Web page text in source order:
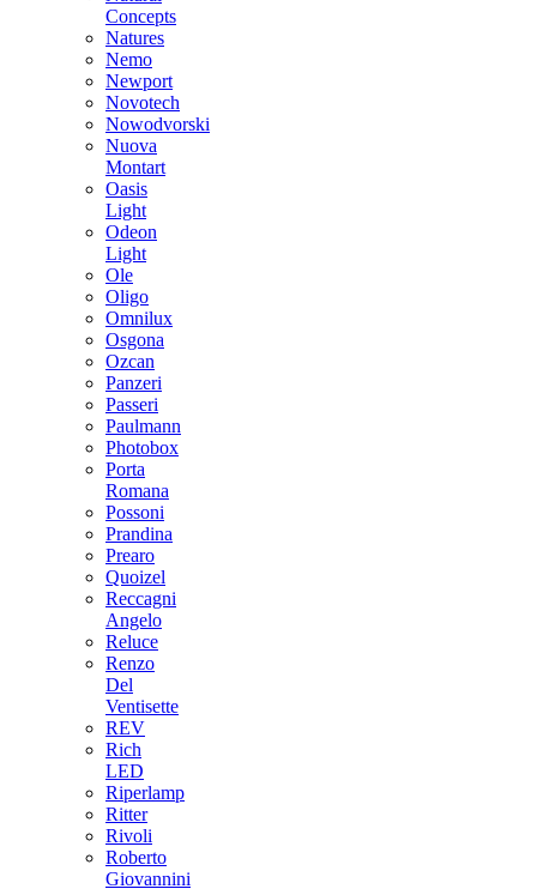
Concepts
Natures
Nemo
Newport
Novotech
Nowodvorski
Nuova
Montart
Oasis
Light
Odeon
Light
Ole
Oligo
Omnilux
Osgona
Ozcan
Panzeri
Passeri
Paulmann
Photobox
Porta
Romana
Possoni
Prandina
Prearo
Quoizel
Reccagni
Angelo
Reluce
Renzo
Del
Ventisette
REV
Rich
LED
Riperlamp
Ritter
Rivoli
Roberto
Giovannini